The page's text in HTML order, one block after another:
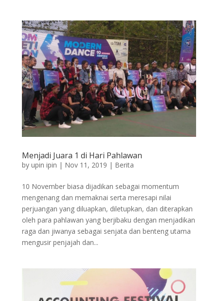
Menjadi Juara 1 di Hari Pahlawan
by upin ipin | Nov 11, 2019 | Berita
10 November biasa dijadikan sebagai momentum
mengenang dan memaknai serta meresapi nilai
perjuangan yang diluapkan, diletupkan, dan diterapkan
oleh para pahlawan yang berjibaku dengan menjadikan
raga dan jiwanya sebagai senjata dan benteng utama
mengusir penjajah dan...